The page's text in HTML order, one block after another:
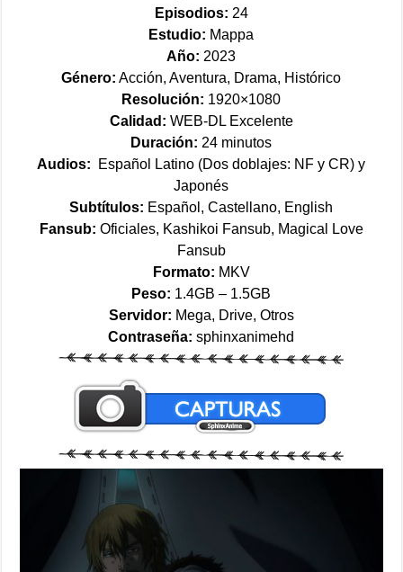
Episodios: 24
Estudio: Mappa
Año: 2023
Género: Acción, Aventura, Drama, Histórico
Resolución: 1920×1080
Calidad: WEB-DL Excelente
Duración: 24 minutos
Audios:
Español Latino (Dos doblajes: NF y CR) y
Japonés
Subtítulos: Español, Castellano, English
Fansub: Oficiales, Kashikoi Fansub, Magical Love
Fansub
Formato: MKV
Peso: 1.4GB – 1.5GB
Servidor: Mega, Drive, Otros
Contraseña:sphinxanimehd